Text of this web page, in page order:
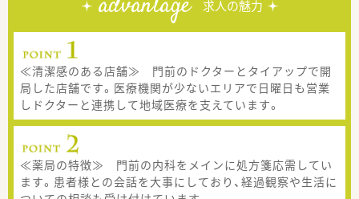
求人の魅力
≪清潔感のある店舗≫ 門前のドクターとタイアップで開
局した店舗です。医療機関が少ないエリアで日曜日も営業
しドクターと連携して地域医療を支えています。
≪薬局の特徴≫ 門前の内科をメインに処方箋応需してい
ます。患者様との会話を大事にしており、経過観察や生活に